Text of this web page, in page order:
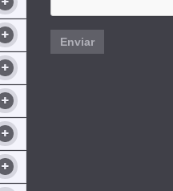
Enviar